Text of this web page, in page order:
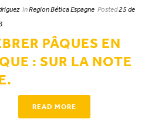
InRegion Bética Espagne Posted25 de
PÂQUES EN
: SUR LA NOTE
READ MORE